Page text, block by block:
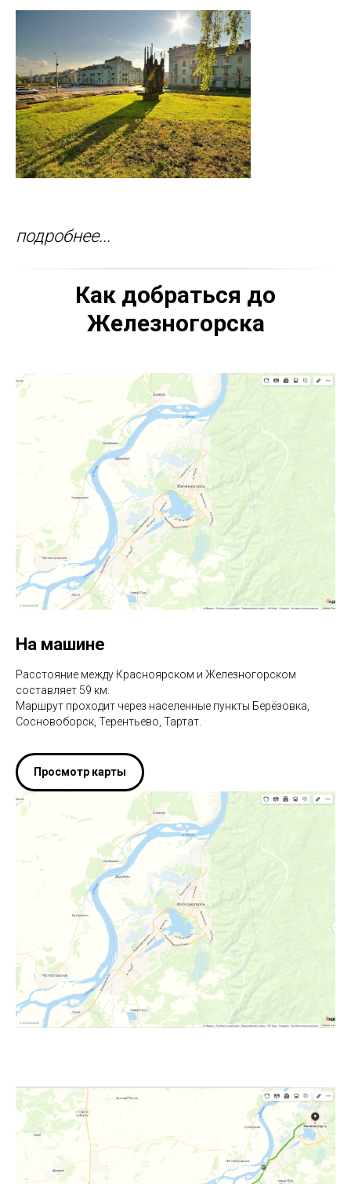
подробнее...
Как добраться до
Железногорска
На машине
Расстояние между Красноярском и Железногорском
составляет 59 км.
Маршрут проходит через населенные пункты Берёзовка,
Сосновоборск, Терентьево, Тартат.
Просмотр карты